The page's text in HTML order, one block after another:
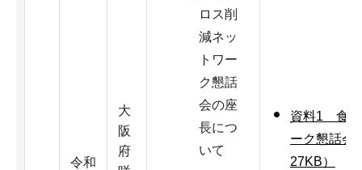
令和
大
阪
府
ロス削
減ネッ
トワー
ク懇話
会の座
長につ
いて
資料1 食品
ーク懇話会
27KB）